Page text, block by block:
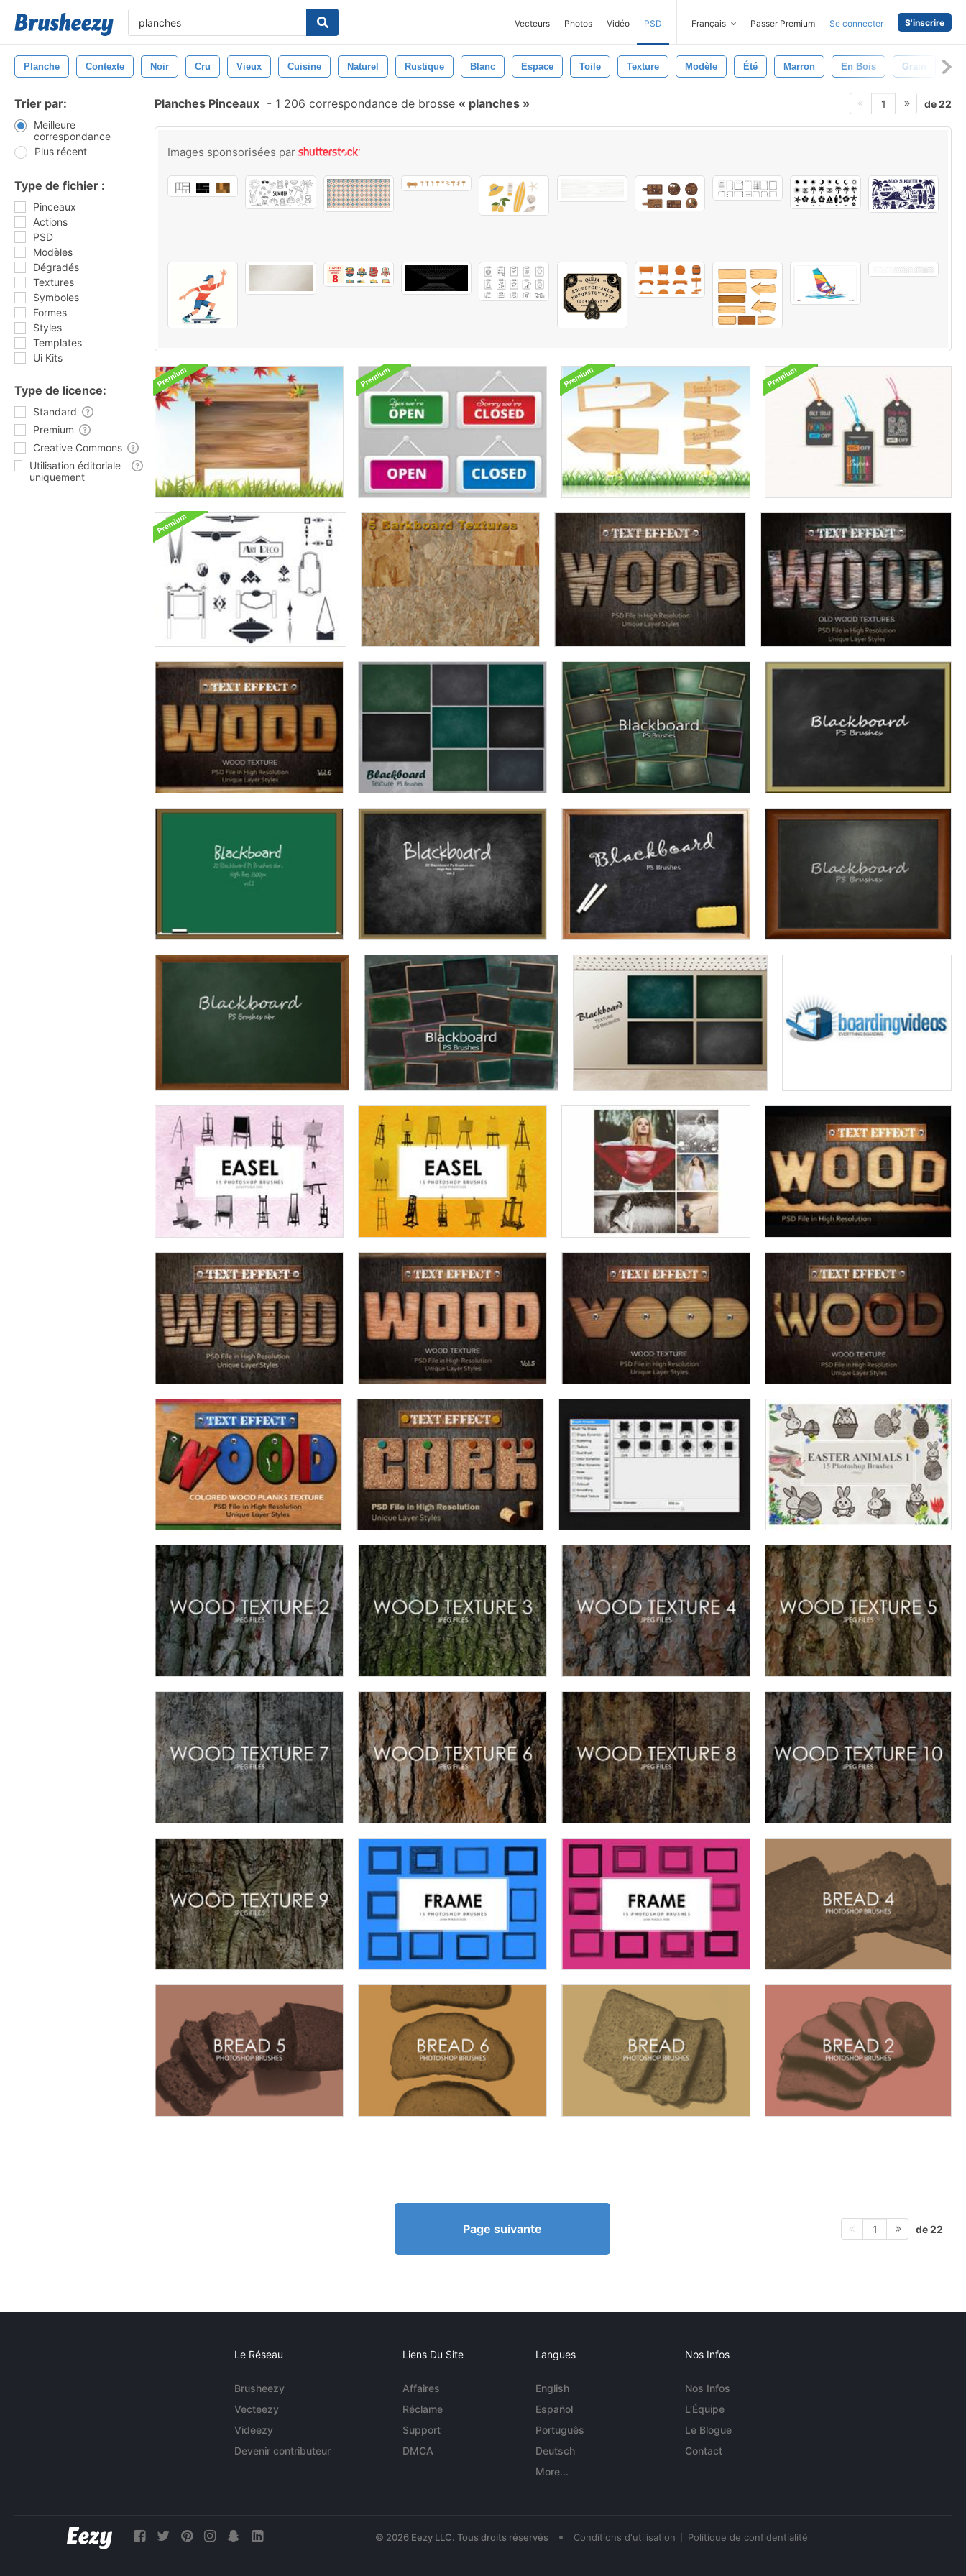
Vecteurs Photos Vidéo PSD Français Passer Premium Se connecter S'inscrire
Planche Contexte Noir Cru Vieux Cuisine Naturel Rustique Blanc Espace Toile Texture Modèle Été Marron En Bois Grain
Trier par:
Meilleure
correspondance
Plus récent
Type de fichier :
Pinceaux
Actions
PSD
Modèles
Dégradés
Textures
Symboles
Formes
Styles
Templates
Ui Kits
Type de licence:
Standard
Premium
Creative Commons
Utilisation éditoriale
uniquement
Planches Pinceaux - 1 206 correspondance de brosse planches 1 de 22
Images sponsorisées par
Page suivante 1 de 22
Le Réseau
Brusheezy
Vecteezy
Videezy
Devenir contributeur
Liens Du Site
Affaires
Réclame
Support
DMCA
Langues
English
Español
Português
Deutsch
More...
Nos Infos
Nos Infos
L'Équipe
Le Blogue
Contact
© 2026 Eezy LLC. Tous droits réservés • Conditions d'utilisation Politique de confidentialité